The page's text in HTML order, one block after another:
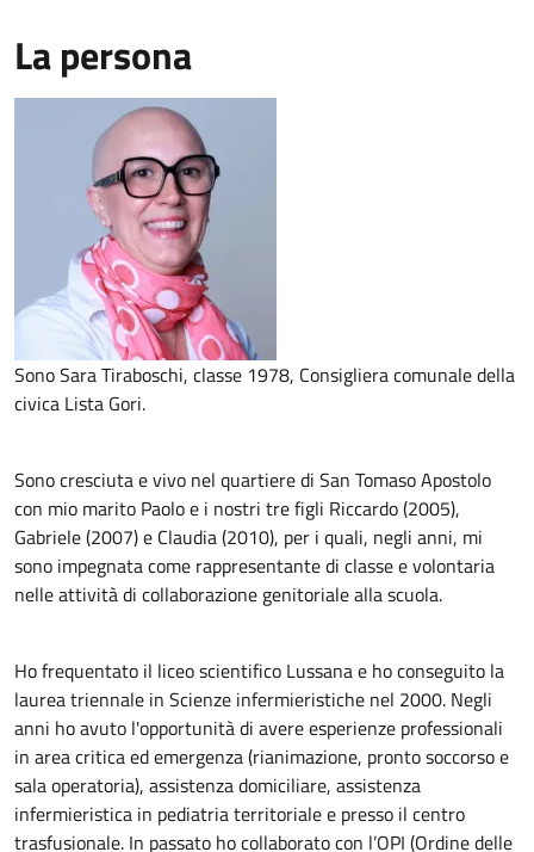
La persona
Sono Sara Tiraboschi, classe 1978, Consigliera comunale della
civica Lista Gori.
Sono cresciuta e vivo nel quartiere di San Tomaso Apostolo
con mio marito Paolo e i nostri tre figli Riccardo (2005),
Gabriele (2007) e Claudia (2010), per i quali, negli anni, mi
sono impegnata come rappresentante di classe e volontaria
nelle attività di collaborazione genitoriale alla scuola.
Ho frequentato il liceo scientifico Lussana e ho conseguito la
laurea triennale in Scienze infermieristiche nel 2000. Negli
anni ho avuto l'opportunità di avere esperienze professionali
in area critica ed emergenza (rianimazione, pronto soccorso e
sala operatoria), assistenza domiciliare, assistenza
infermieristica in pediatria territoriale e presso il centro
trasfusionale. In passato ho collaborato con l’OPI (Ordine delle